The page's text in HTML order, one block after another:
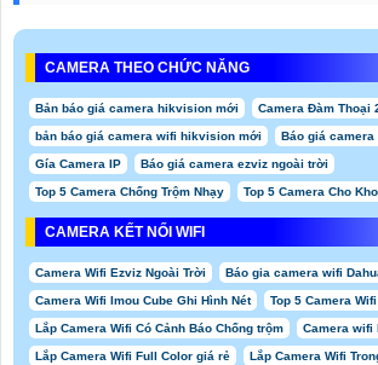
CAMERA THEO CHỨC NĂNG
Bản báo giá camera hikvision mới Camera Đàm Thoại
bản báo giá camera wifi hikvision mới Báo giá
Gía Camera IP Báo giá camera ezviz ngoài trời
Top 5 Camera Chống Trộm Nhạy Top 5 Camera Cho
CAMERA KẾT NỐI WIFI
Camera Wifi Ezviz Ngoài Trời Báo gia camera wifi
Camera Wifi Imou Cube Ghi Hình Nét Top 5 Camera
Lắp Camera Wifi Có Cảnh Báo Chống trộm Camera wifi
Lắp Camera Wifi Full Color giá rẻ Lắp Camera Wifi